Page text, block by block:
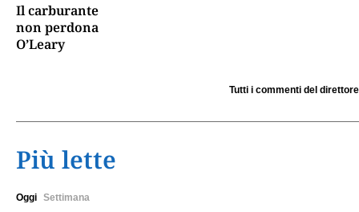
Il carburante
non perdona
O’Leary
Tutti i commenti del direttore
Più lette
Oggi Settimana